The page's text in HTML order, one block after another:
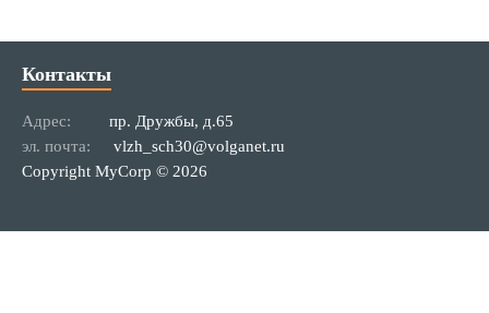
Контакты
Адрес:
пр. Дружбы, д.65
эл. почта:
vlzh_sch30@volganet.ru
Copyright MyCorp © 2026